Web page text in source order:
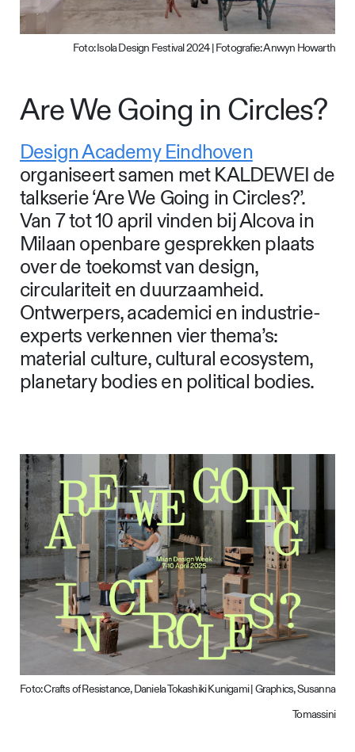
Foto: Isola Design Festival 2024 | Fotografie: Anwyn Howarth
Are We Going in Circles?
Design Academy Eindhoven
organiseert samen met KALDEWEI de
talkserie ‘Are We Going in Circles?’.
Van 7 tot 10 april vinden bij Alcova in
Milaan openbare gesprekken plaats
over de toekomst van design,
circulariteit en duurzaamheid.
Ontwerpers, academici en industrie-
experts verkennen vier thema’s:
material culture, cultural ecosystem,
planetary bodies en political bodies.
Foto: Crafts of Resistance, Daniela Tokashiki Kunigami | Graphics, Susanna
Tomassini